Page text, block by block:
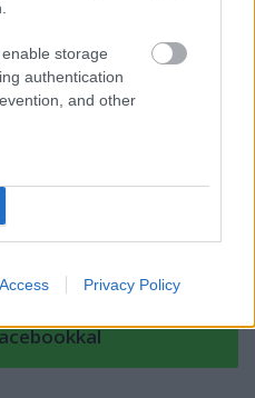
storage
authentication
and other
Privacy Policy